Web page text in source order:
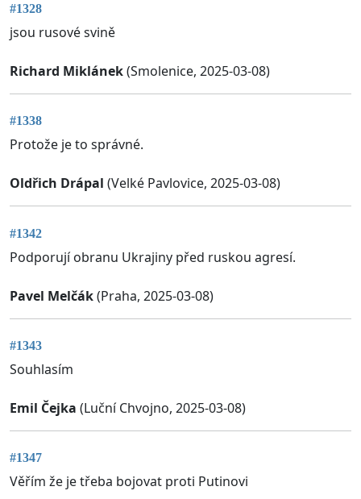
#1328
jsou rusové svině
Richard Miklánek(Smolenice, 2025-03-08)
#1338
Protože je to správné.
Oldřich Drápal (Velké Pavlovice, 2025-03-08)
#1342
Podporují obranu Ukrajiny před ruskou agresí.
Pavel Melčák(Praha, 2025-03-08)
#1343
Souhlasím
Emil Čejka (Luční Chvojno, 2025-03-08)
#1347
Věřím že je třeba bojovat proti Putinovi